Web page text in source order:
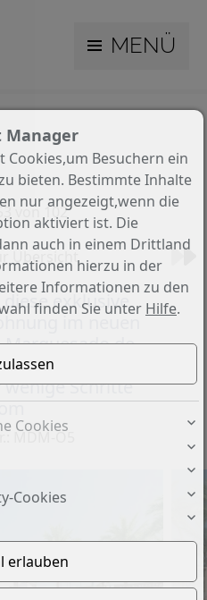
MENÜ
von 102
Übersicht
exklusive
im neuen
de
in Torre de la
Schritte
MDM-O5
Manager
Cookies,um Besuchern ein
bieten. Bestimmte Inhalte
nur angezeigt,wenn die
aktiviert ist. Die
auch in einem Drittland
hierzu in der
Informationen zu den
finden Sie unter Hilfe.
Cookies
Cookies